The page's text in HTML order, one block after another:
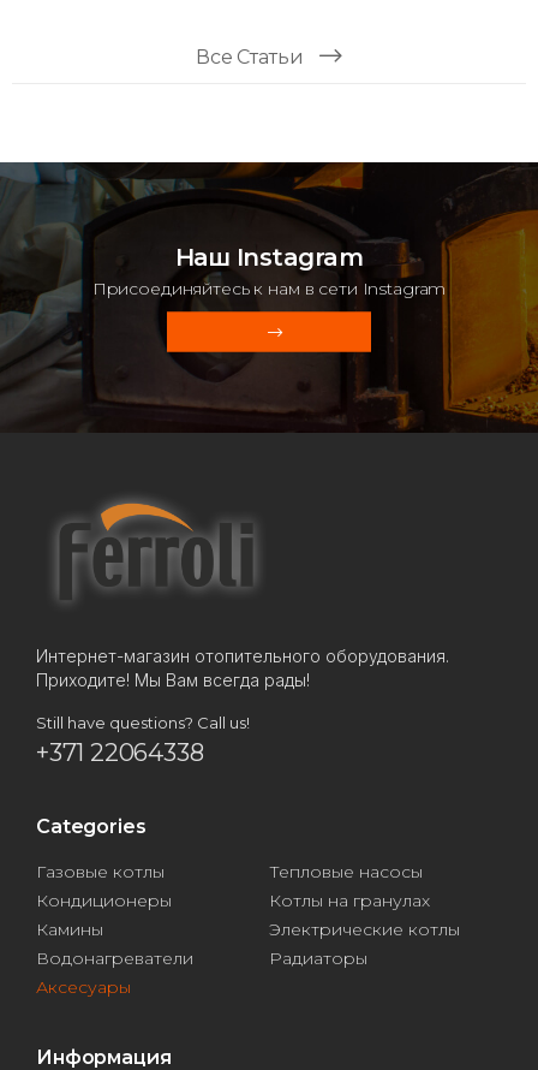
Все Статьи
Наш Instagram
Присоединяйтесь к нам в сети Instagram
Интернет-магазин отопительного оборудования.
Приходите! Мы Вам всегда рады!
Still have questions? Call us!
+371 22064338
Categories
Газовые котлы
Тепловые насосы
Кондиционеры
Котлы на гранулах
Камины
Электрические котлы
Водонагреватели
Радиаторы
Аксесуары
Информация